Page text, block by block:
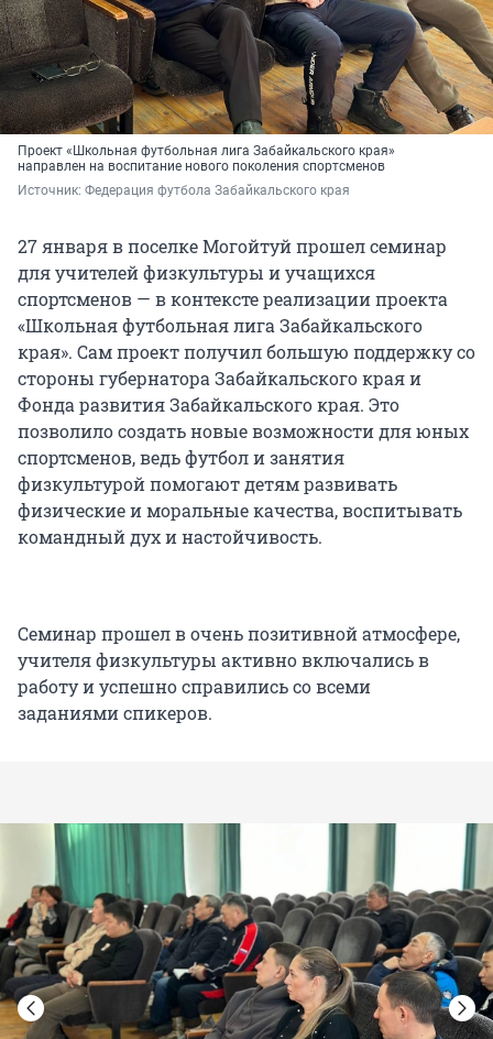
Проект «Школьная футбольная лига Забайкальского края»
направлен на воспитание нового поколения спортсменов
Источник: Федерация футбола Забайкальского края
27 января в поселке Могойтуй прошел семинар
для учителей физкультуры и учащихся
спортсменов — в контексте реализации проекта
«Школьная футбольная лига Забайкальского
края». Сам проект получил большую поддержку со
стороны губернатора Забайкальского края и
Фонда развития Забайкальского края. Это
позволило создать новые возможности для юных
спортсменов, ведь футбол и занятия
физкультурой помогают детям развивать
физические и моральные качества, воспитывать
командный дух и настойчивость.
Семинар прошел в очень позитивной атмосфере,
учителя физкультуры активно включались в
работу и успешно справились со всеми
заданиями спикеров.